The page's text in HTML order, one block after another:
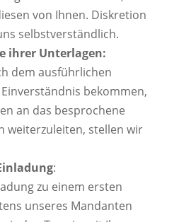
von Ihnen. Diskretion
selbstverständlich.
ihrer Unterlagen:
dem ausführlichen
bekommen,
an das besprochene
weiterzuleiten, stellen wir
:
zu einem ersten
unseres Mandanten